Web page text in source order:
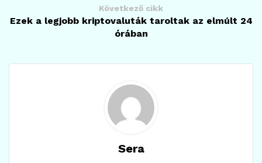
Következő cikk
Ezek a legjobb kriptovaluták taroltak az elmúlt 24
órában
Sera